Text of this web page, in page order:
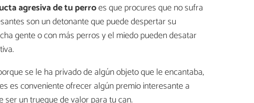
agresiva de tu perroes que procures que no sufra
son un detonante que puede despertar su
gente o con más perros y el miedo pueden desatar
se le ha privado de algún objeto que le encantaba,
es conveniente ofrecer algún premio interesante a